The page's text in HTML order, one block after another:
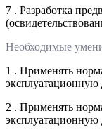
7 . Разработка
Необходимые
1 . Применять
2 . Применять